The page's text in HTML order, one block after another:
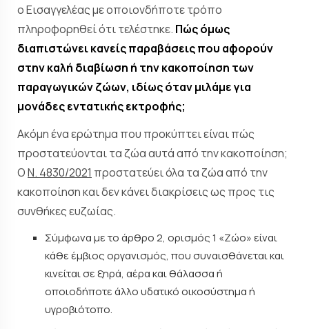
ο Εισαγγελέας με οποιονδήποτε τρόπο
πληροφορηθεί ότι τελέστηκε. Πώς όμως
διαπιστώνει κανείς παραβάσεις που αφορούν
στην καλή διαβίωση ή την κακοποίηση των
παραγωγικών ζώων, ιδίως όταν μιλάμε για
μονάδες εντατικής εκτροφής;
Ακόμη ένα ερώτημα που προκύπτει είναι πώς
προστατεύονται τα ζώα αυτά από την κακοποίηση;
ΟΝ. 4830/2021 προστατεύει όλα τα ζώα από την
κακοποίηση και δεν κάνει διακρίσεις ως προς τις
συνθήκες ευζωίας.
Σύμφωνα με το άρθρο 2, ορισμός 1 «Ζώο» είναι
κάθε έμβιος οργανισμός, που συναισθάνεται και
κινείται σε ξηρά, αέρα και θάλασσα ή
οποιοδήποτε άλλο υδατικό οικοσύστημα ή
υγροβιότοπο.